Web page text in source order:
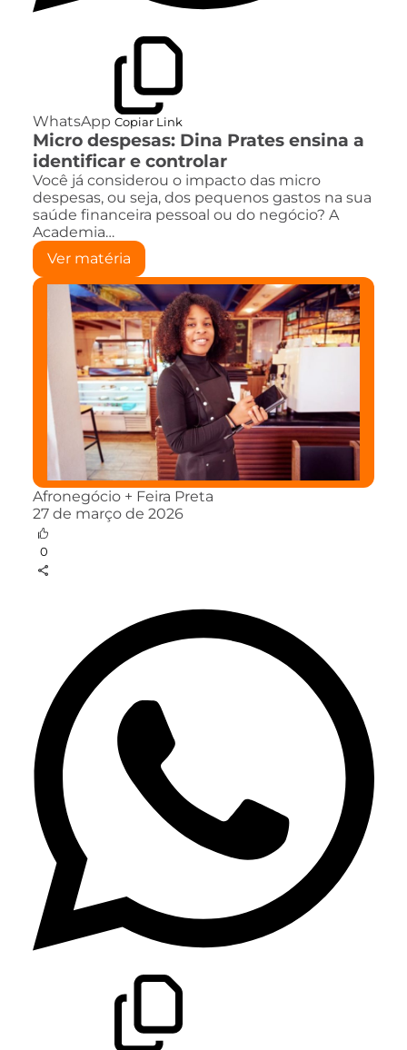
WhatsApp Copiar Link
Micro despesas: Dina Prates ensina a
identificar e controlar
Você já considerou o impacto das micro
despesas, ou seja, dos pequenos gastos na sua
saúde financeira pessoal ou do negócio? A
Academia…
Ver matéria
Afronegócio + Feira Preta
27 de março de 2026
0